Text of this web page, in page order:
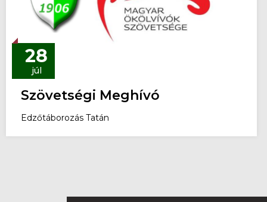
28
júl
Szövetségi Meghívó
Edzőtáborozás Tatán